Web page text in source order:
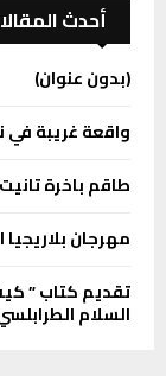
أحدث
(بدون عنوان)
واقعة غريبة في
طاقم باخرة
مهرجان
تقديم كتاب ”
السلام